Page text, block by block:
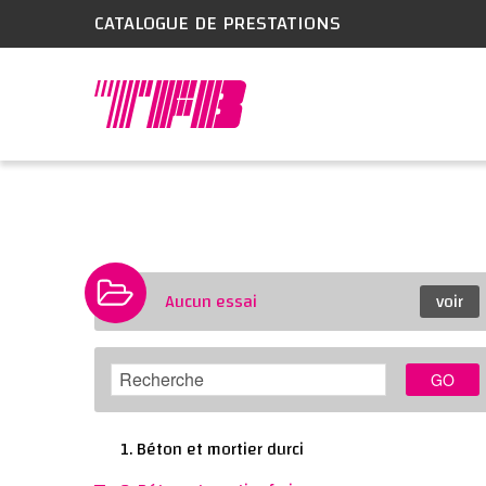
CATALOGUE DE PRESTATIONS
Aucun essai voir
GO
1. Béton et mortier durci